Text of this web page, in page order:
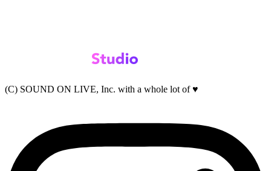
(C) SOUND ON LIVE, Inc. with a whole lot of ♥